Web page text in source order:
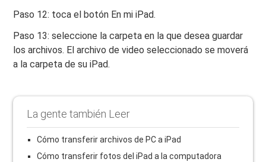
Paso 12: toca el botón En mi iPad.
Paso 13: seleccione la carpeta en la que desea guardar
los archivos. El archivo de video seleccionado se moverá
a la carpeta de su iPad.
La gente también Leer
Cómo transferir archivos de PC a iPad
Cómo transferir fotos del iPad a la computadora